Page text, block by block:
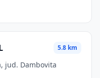
5.8 km
jud. Dambovita